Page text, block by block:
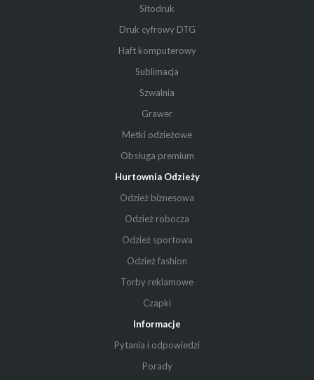
Sitodruk
Druk cyfrowy DTG
Haft komputerowy
Sublimacja
Szwalnia
Grawer
Metki odzieżowe
Obsługa premium
Hurtownia Odzieży
Odzież biznesowa
Odzież robocza
Odzież sportowa
Odzież fashion
Torby reklamowe
Czapki
Informacje
Pytania i odpowiedzi
Porady